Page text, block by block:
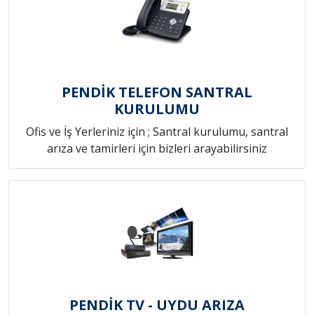
PENDİK TELEFON SANTRAL
KURULUMU
Ofis ve İş Yerleriniz için ; Santral kurulumu, santral
arıza ve tamirleri için bizleri arayabilirsiniz
PENDİK TV - UYDU ARIZA